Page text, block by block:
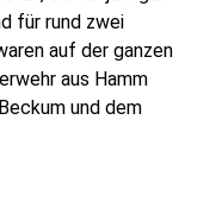
für rund zwei
auf der ganzen
aus Hamm
und dem